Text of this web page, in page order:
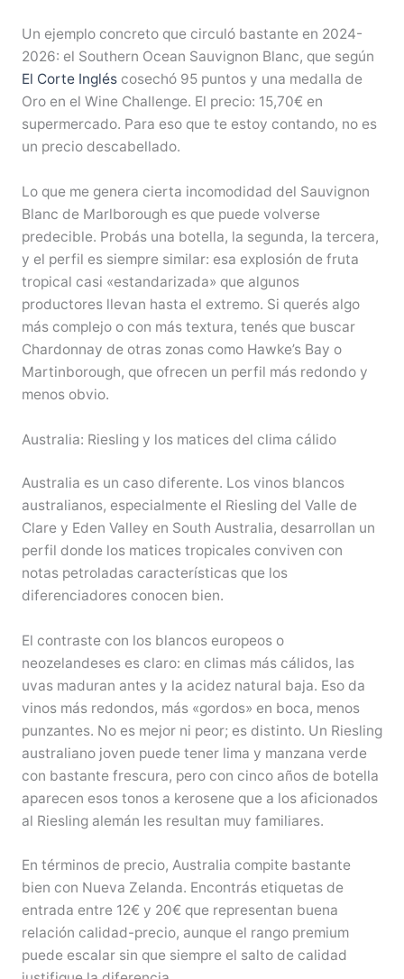
Un ejemplo concreto que circuló bastante en 2024-
2026: el Southern Ocean Sauvignon Blanc, que según
El Corte Ingléscosechó 95 puntos y una medalla de
Oro en el Wine Challenge. El precio: 15,70€ en
supermercado. Para eso que te estoy contando, no es
un precio descabellado.
Lo que me genera cierta incomodidad del Sauvignon
Blanc de Marlborough es que puede volverse
predecible. Probás una botella, la segunda, la tercera,
y el perfil es siempre similar: esa explosión de fruta
tropical casi «estandarizada» que algunos
productores llevan hasta el extremo. Si querés algo
más complejo o con más textura, tenés que buscar
Chardonnay de otras zonas como Hawke’s Bay o
Martinborough, que ofrecen un perfil más redondo y
menos obvio.
Australia: Riesling y los matices del clima cálido
Australia es un caso diferente. Los vinos blancos
australianos, especialmente el Riesling del Valle de
Clare y Eden Valley en South Australia, desarrollan un
perfil donde los matices tropicales conviven con
notas petroladas características que los
diferenciadores conocen bien.
El contraste con los blancos europeos o
neozelandeses es claro: en climas más cálidos, las
uvas maduran antes y la acidez natural baja. Eso da
vinos más redondos, más «gordos» en boca, menos
punzantes. No es mejor ni peor; es distinto. Un Riesling
australiano joven puede tener lima y manzana verde
con bastante frescura, pero con cinco años de botella
aparecen esos tonos a kerosene que a los aficionados
al Riesling alemán les resultan muy familiares.
En términos de precio, Australia compite bastante
bien con Nueva Zelanda. Encontrás etiquetas de
entrada entre 12€ y 20€ que representan buena
relación calidad-precio, aunque el rango premium
puede escalar sin que siempre el salto de calidad